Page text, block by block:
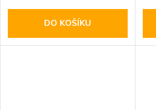
DO KOŠÍKU